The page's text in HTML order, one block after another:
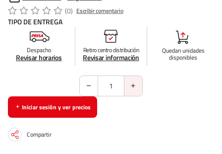
(0) Escribir comentario
TIPO DE ENTREGA
Despacho
Revisar horarios
Retiro centro distribución
Revisar información
Quedanunidades
disponibles
Iniciar sesión y ver precios
Compartir